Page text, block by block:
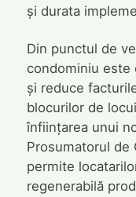
și durata
Din punctul de
condominiu este
și reduce
blocurilor de
înființarea unui
Prosumatorul de
permite
regenerabilă